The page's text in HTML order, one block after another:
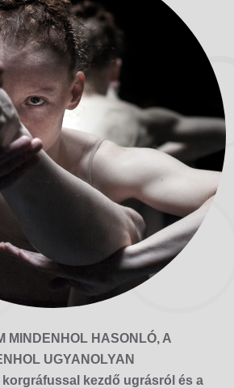
MINDENHOL HASONLÓ, A
UGYANOLYAN
korgráfussal kezdő ugrásról és a